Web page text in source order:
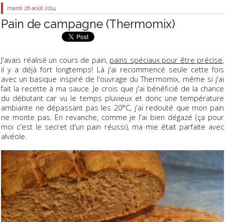
mardi 26 août 2014
Pain de campagne (Thermomix)
J'avais réalisé un cours de pain, pains spéciaux pour être précise,
il y a déjà fort longtemps! Là j'ai recommencé seule cette fois
avec un basique inspiré de l'ouvrage du Thermomix, même si j'ai
fait la recette à ma sauce. Je crois que j'ai bénéficié de la chance
du débutant car vu le temps pluvieux et donc une température
ambiante ne dépassant pas les 20°C, j'ai redouté que mon pain
ne monte pas. En revanche, comme je l'ai bien dégazé (ça pour
moi c'est le secret d'un pain réussi), ma mie était parfaite avec
alvéole.